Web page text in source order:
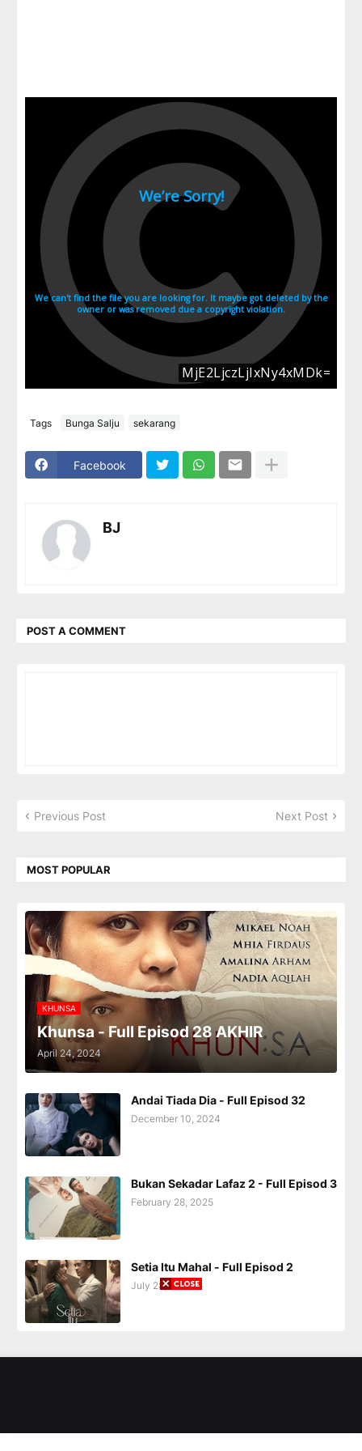
Tags Bunga Salju sekarang
Facebook
BJ
POST A COMMENT
Previous Post Next Post
MOST POPULAR
KHUNSA
Khunsa - Full Episod 28 AKHIR
April 24, 2024
Andai Tiada Dia - Full Episod 32
December 10, 2024
Bukan Sekadar Lafaz 2 - Full Episod 3
February 28, 2025
Setia Itu Mahal - Full Episod 2
July 28, 2025